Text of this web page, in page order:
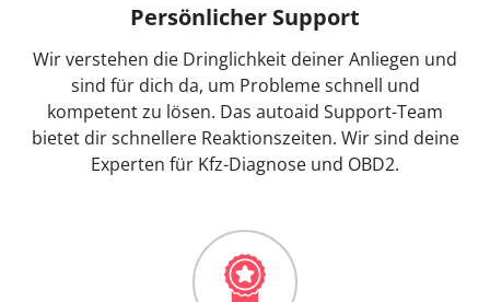
Persönlicher Support
Wir verstehen die Dringlichkeit deiner Anliegen und
sind für dich da, um Probleme schnell und
kompetent zu lösen. Das autoaid Support-Team
bietet dir schnellere Reaktionszeiten. Wir sind deine
Experten für Kfz-Diagnose und OBD2.